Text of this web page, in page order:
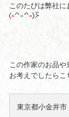
このたびは弊社に
この作家のお品
お考えでしたらこ
東京都小金井